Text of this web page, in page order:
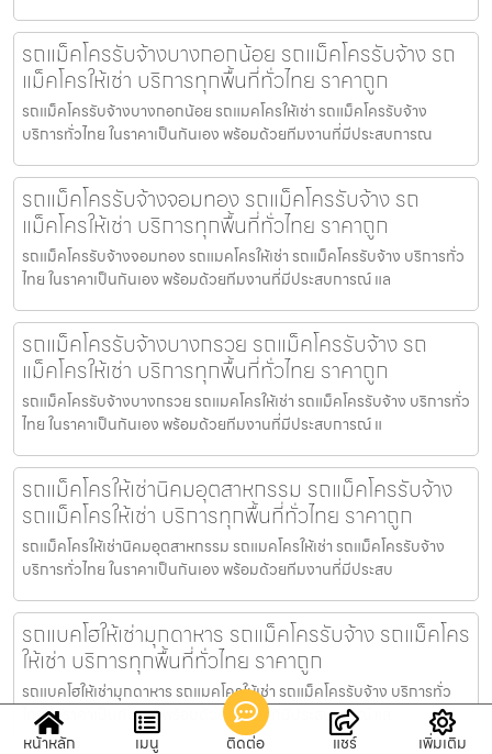
รถแม็คโครรับจ้างบางกอกน้อย รถแม็คโครรับจ้าง รถ
แม็คโครให้เช่า บริการทุกพื้นที่ทั่วไทย ราคาถูก
รถแม็คโครรับจ้างบางกอกน้อย รถแมคโครให้เช่า รถแม็คโครรับจ้าง
บริการทั่วไทย ในราคาเป็นกันเอง พร้อมด้วยทีมงานที่มีประสบการณ
รถแม็คโครรับจ้างจอมทอง รถแม็คโครรับจ้าง รถ
แม็คโครให้เช่า บริการทุกพื้นที่ทั่วไทย ราคาถูก
รถแม็คโครรับจ้างจอมทอง รถแมคโครให้เช่า รถแม็คโครรับจ้าง บริการทั่ว
ไทย ในราคาเป็นกันเอง พร้อมด้วยทีมงานที่มีประสบการณ์ แล
รถแม็คโครรับจ้างบางกรวย รถแม็คโครรับจ้าง รถ
แม็คโครให้เช่า บริการทุกพื้นที่ทั่วไทย ราคาถูก
รถแม็คโครรับจ้างบางกรวย รถแมคโครให้เช่า รถแม็คโครรับจ้าง บริการทั่ว
ไทย ในราคาเป็นกันเอง พร้อมด้วยทีมงานที่มีประสบการณ์ แ
รถแม็คโครให้เช่านิคมอุตสาหกรรม รถแม็คโครรับจ้าง
รถแม็คโครให้เช่า บริการทุกพื้นที่ทั่วไทย ราคาถูก
รถแม็คโครให้เช่านิคมอุตสาหกรรม รถแมคโครให้เช่า รถแม็คโครรับจ้าง
บริการทั่วไทย ในราคาเป็นกันเอง พร้อมด้วยทีมงานที่มีประสบ
รถแบคโฮให้เช่ามุกดาหาร รถแม็คโครรับจ้าง รถแม็คโคร
ให้เช่า บริการทุกพื้นที่ทั่วไทย ราคาถูก
รถแบคโฮให้เช่ามุกดาหาร รถแมคโครให้เช่า รถแม็คโครรับจ้าง บริการทั่ว
ไทย ในราคาเป็นกันเอง พร้อมด้วยทีมงานที่มีประสบการณ์ แล
หน้าหลัก
เมนู ติดต่อ แชร์ เพิ่มเติม